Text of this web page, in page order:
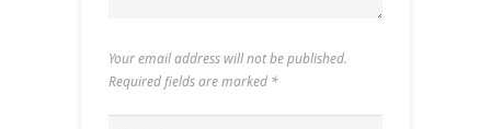
Your email address will not be published.
Required fields are marked *